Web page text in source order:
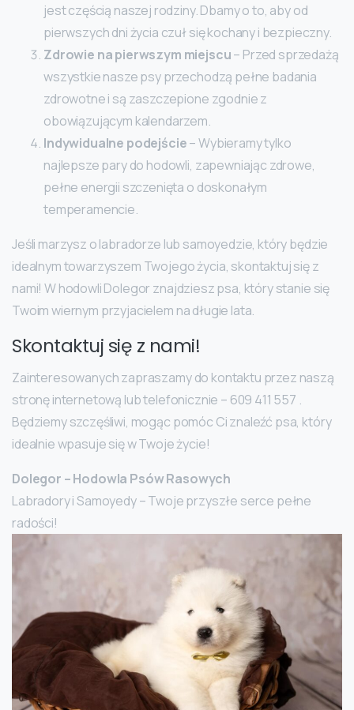
jest częścią naszej rodziny. Dbamy o to, aby od
pierwszych dni życia czuł się kochany i bezpieczny.
Zdrowie na pierwszym miejscu– Przed sprzedażą
wszystkie nasze psy przechodzą pełne badania
zdrowotne i są zaszczepione zgodnie z
obowiązującym kalendarzem.
Indywidualne podejście– Wybieramy tylko
najlepsze pary do hodowli, zapewniając zdrowe,
pełne energii szczenięta o doskonałym
temperamencie.
Jeśli marzysz o labradorze lub samoyedzie, który będzie
idealnym towarzyszem Twojego życia, skontaktuj się z
nami! W hodowli Dolegor znajdziesz psa, który stanie się
Twoim wiernym przyjacielem na długie lata.
Skontaktuj się z nami!
Zainteresowanych zapraszamy do kontaktu przez naszą
stronę internetową lub telefonicznie – 609 411 557 .
Będziemy szczęśliwi, mogąc pomóc Ci znaleźć psa, który
idealnie wpasuje się w Twoje życie!
Dolegor – Hodowla Psów Rasowych
Labradory i Samoyedy – Twoje przyszłe serce pełne
radości!